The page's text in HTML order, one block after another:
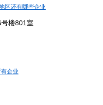
区还有哪些企业
楼801室
企业